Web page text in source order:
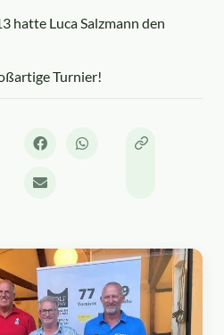
hatte Luca Salzmann den
Turnier!